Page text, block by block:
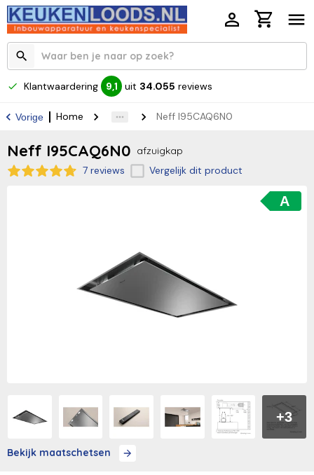
Klantwaardering 9,1 uit 34.055 reviews
Vorige Home Neff I95CAQ6N0
Neff I95CAQ6N0 afzuigkap
7 reviews
Vergelijk dit product
+3
A
Bekijk maatschetsen